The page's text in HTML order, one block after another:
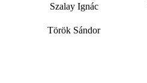
Szalay Ignác
Török Sándor